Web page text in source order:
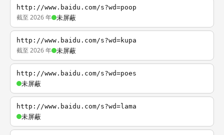
http://www.baidu.com/s?wd=poop
截至 2026 年 未屏蔽
http://www.baidu.com/s?wd=kupa
截至 2026 年 未屏蔽
http://www.baidu.com/s?wd=poes
未屏蔽
http://www.baidu.com/s?wd=lama
未屏蔽